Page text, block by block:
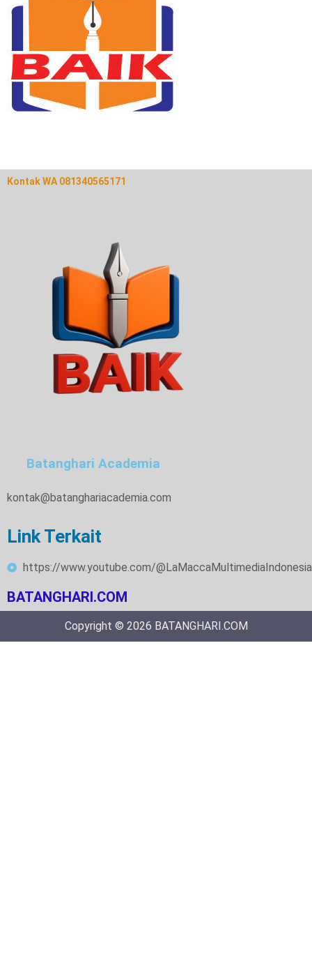
Kontak WA 081340565171
Batanghari Academia
kontak@batanghariacademia.com
Link Terkait
https://www.youtube.com/
BATANGHARI.COM
Copyright © 2026 BATANGHARI.COM